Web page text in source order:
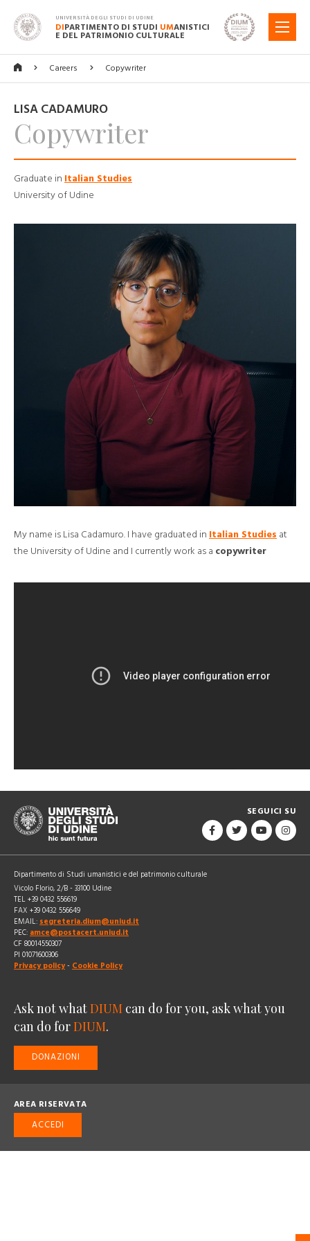
UNIVERSITÀ DEGLI STUDI DI UDINE
DIPARTIMENTO DI STUDI UMANISTICI
E DEL PATRIMONIO CULTURALE
MENU
Careers Copywriter
LISA CADAMURO
Copywriter
Graduate in Italian Studies
University of Udine
My name is Lisa Cadamuro. I have graduated in Italian Studies at
the University of Udine and I currently work as a copywriter
SEGUICI SU
Dipartimento di Studi umanistici e del patrimonio culturale
Vicolo Florio, 2/B - 33100 Udine
TEL +39 0432 556619
FAX +39 0432 556649
EMAIL: segreteria.dium@uniud.it
PEC: amce@postacert.uniud.it
CF 80014550307
PI 01071600306
Privacy policy - Cookie Policy
Ask not whatDIUM can do for you, ask what you
can do forDIUM.
DONAZIONI
AREA RISERVATA
ACCEDI